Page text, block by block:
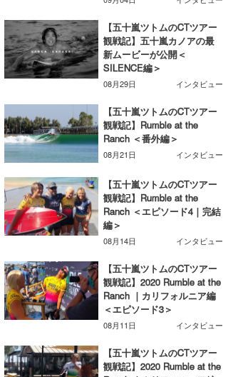
【五十嵐ツトムのCTツアー
観戦記】五十嵐カノアの最
新ムービーが公開＜
SILENCE編＞
08月29日 インタビュー
【五十嵐ツトムのCTツアー
観戦記】Rumble at the
Ranch ＜番外編＞
08月21日 インタビュー
【五十嵐ツトムのCTツアー
観戦記】Rumble at the
Ranch ＜エピソード4｜完結
編＞
08月14日 インタビュー
【五十嵐ツトムのCTツアー
観戦記】2020 Rumble at the
Ranch ｜カリフォルニア編
＜エピソード3＞
08月11日 インタビュー
【五十嵐ツトムのCTツアー
観戦記】2020 Rumble at the
KY
MIN
mitz
OYZ
S.K
Soulman
VAGY
waka☆=
たっちー
ハンマー
三輪予報士